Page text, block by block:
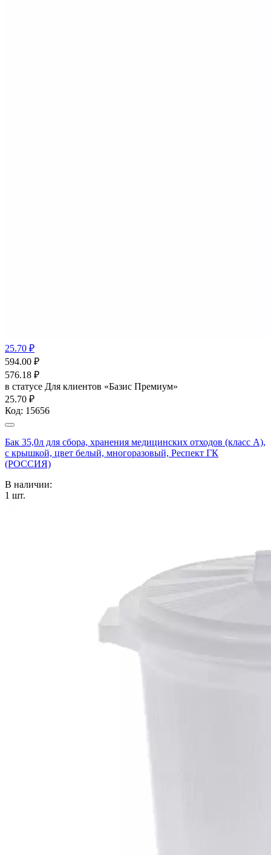
25.70 ₽
594.00 ₽
576.18 ₽
в статусе Для клиентов «Базис Премиум»
25.70 ₽
Код: 15656
Бак 35,0л для сбора, хранения медицинских отходов (класс А),
с крышкой, цвет белый, многоразовый, Респект ГК
(РОССИЯ)
В наличии:
1 шт.